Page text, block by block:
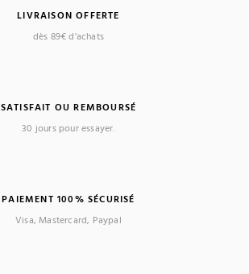
LIVRAISON OFFERTE
dès 89€ d’achats
SATISFAIT OU REMBOURSÉ
30 jours pour essayer.
PAIEMENT 100% SÉCURISÉ
Visa, Mastercard, Paypal